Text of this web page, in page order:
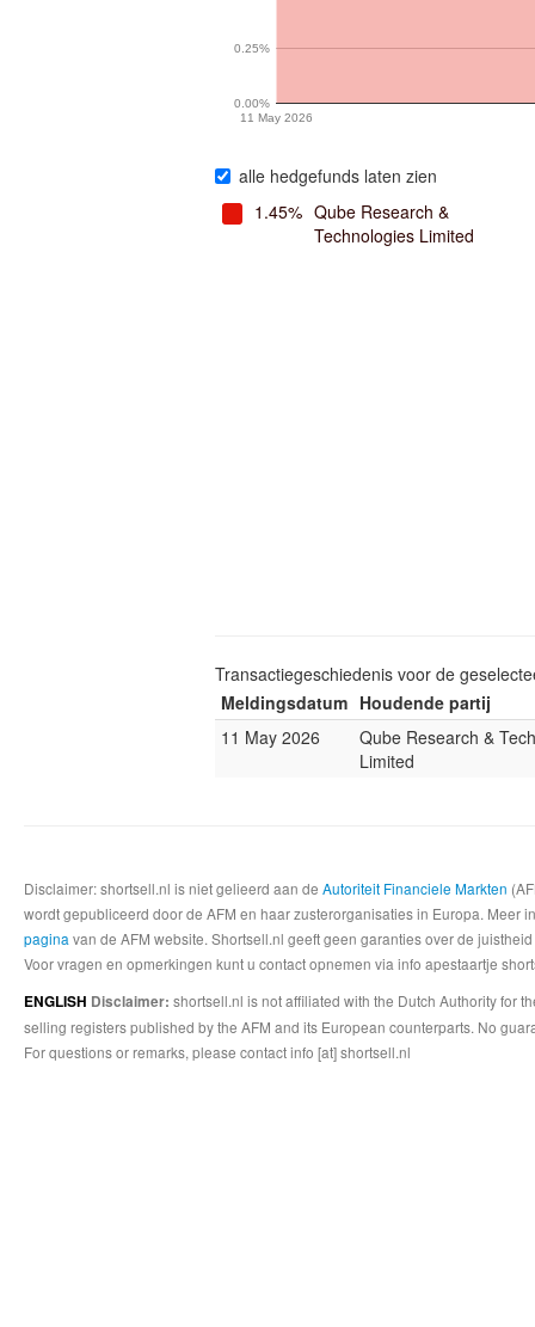
11 May 2026
0.00%
0.25%
alle hedgefunds laten zien
1.45% Qube Research &
Technologies Limited
Transactiegeschiedenis voor de
Meldingsdatum Houdende partij
11 May 2026
Qube Research &
Limited
Disclaimer: shortsell.nl is niet gelieerd aan de Autoriteit Financiele Markten
wordt gepubliceerd door de AFM en haar zusterorganisaties in Europa.
pagina van de AFM website. Shortsell.nl geeft geen garanties over de
Voor vragen en opmerkingen kunt u contact opnemen via info apestaartje
ENGLISH Disclaimer: shortsell.nl is not affiliated with the Dutch Authority for
selling registers published by the AFM and its European counterparts. No
For questions or remarks, please contact info [at] shortsell.nl